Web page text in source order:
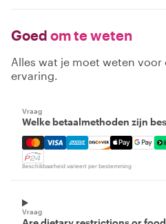
Goed om te weten
Alles wat je moet weten voor
ervaring.
Vraag
Welke betaalmethoden zijn
Mastercard, Visa, Amex,
Beschikbaarheid varieert per bestemming
Vraag